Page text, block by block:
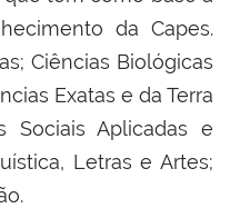
da Capes.
Ciências Biológicas
Exatas e da Terra
Sociais Aplicadas e
Letras e Artes;